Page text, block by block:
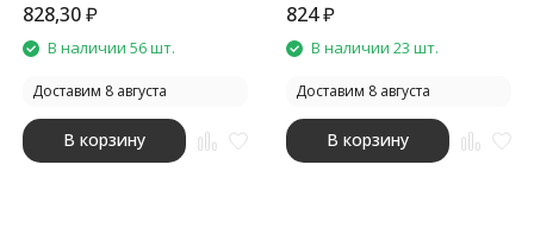
828,30₽
В наличии 56 шт.
Доставим 8 августа
В корзину
824₽
В наличии 23 шт.
Доставим 8 августа
В корзину